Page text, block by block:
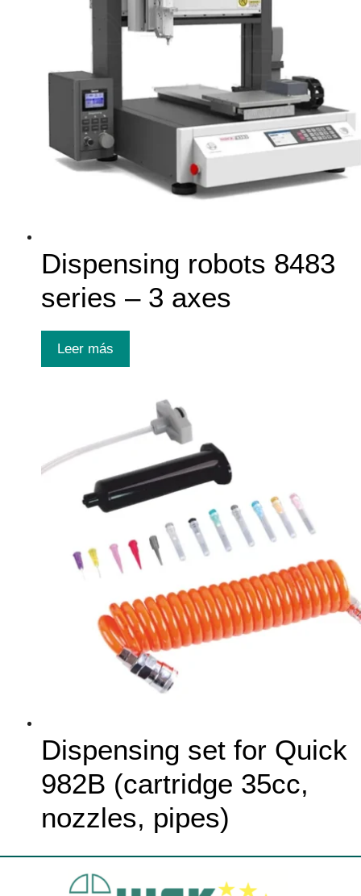
Dispensing robots 8483
series – 3 axes
Leer más
Dispensing set for Quick
982B (cartridge 35cc,
nozzles, pipes)